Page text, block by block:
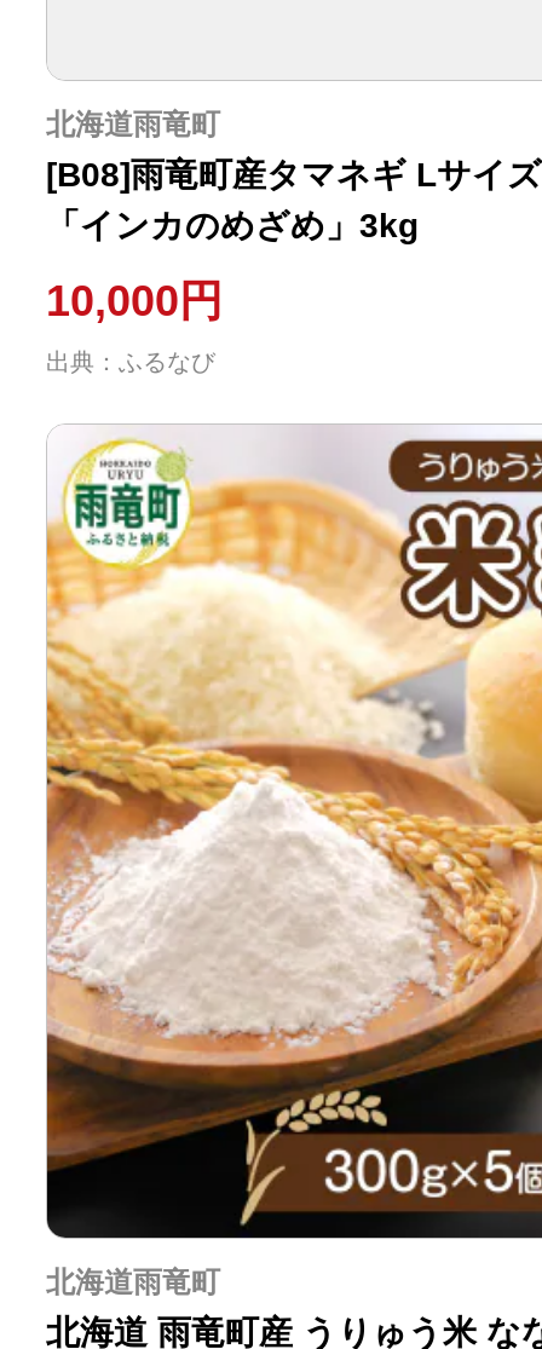
北海道雨竜町
[B08]雨竜町産タマネギ Lサイ
「インカのめざめ」3kg
10,000円
出典：ふるなび
北海道雨竜町
北海道 雨竜町産 うりゅう米 な